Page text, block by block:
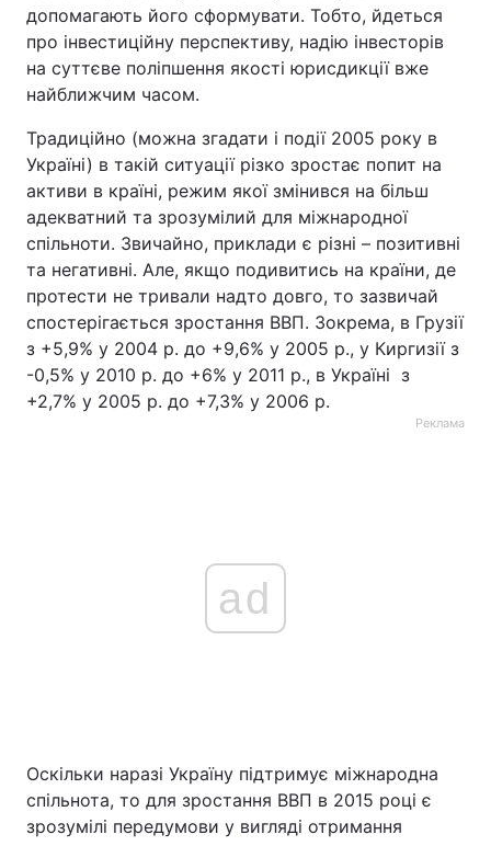
допомагають його сформувати. Тобто, йдеться
про інвестиційну перспективу, надію інвесторів
на суттєве поліпшення якості юрисдикції вже
найближчим часом.
Традиційно (можна згадати і події 2005 року в
Україні) в такій ситуації різко зростає попит на
активи в країні, режим якої змінився на більш
адекватний та зрозумілий для міжнародної
спільноти. Звичайно, приклади є різні – позитивні
та негативні. Але, якщо подивитись на країни, де
протести не тривали надто довго, то зазвичай
спостерігається зростання ВВП. Зокрема, в Грузії
з +5,9% у 2004 р. до +9,6% у 2005 р., у Киргизії з
-0,5% у 2010 р. до +6% у 2011 р., в Україні з
+2,7% у 2005 р. до +7,3% у 2006 р.
Реклама
ad
Оскільки наразі Україну підтримує міжнародна
спільнота, то для зростання ВВП в 2015 році є
зрозумілі передумови у вигляді отримання